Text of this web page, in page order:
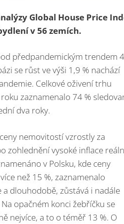
Global House Price
v 56 zemích.
předpandemickým trendem
se růst ve výši 1,9 % nachází
Celkové oživení trhu
zaznamenalo 74 %
dva roky.
nemovitostí vzrostly za
zohlednění vysoké inflace
v Polsku, kde ceny
než 15 %, zaznamenalo
dlouhodobě, zůstává i nadále
opačném konci žebříčku se
nejvíce, a to o téměř 13 %. O